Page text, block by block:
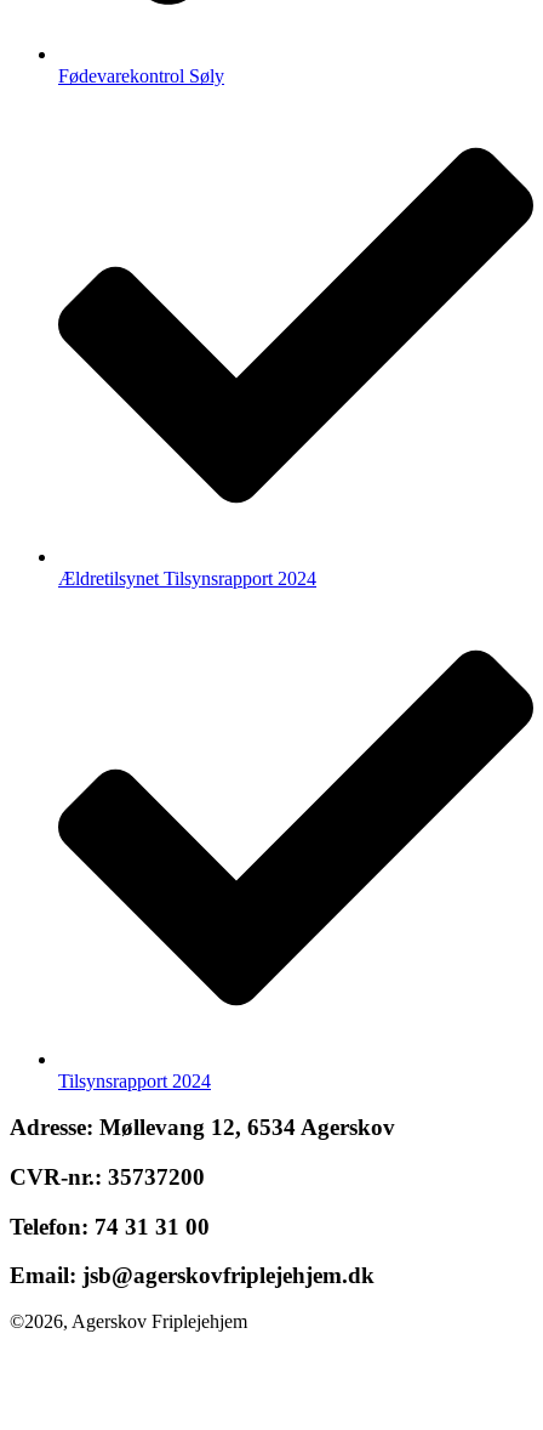
Fødevarekontrol Søly
Ældretilsynet Tilsynsrapport 2024
Tilsynsrapport 2024
Adresse: Møllevang 12, 6534 Agerskov
CVR-nr.: 35737200
Telefon: 74 31 31 00
Email: jsb@agerskovfriplejehjem.dk
©2026, Agerskov Friplejehjem